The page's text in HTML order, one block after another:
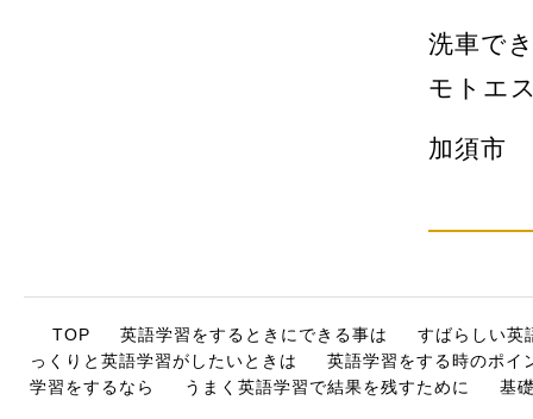
洗車で
モトエ
加須市
TOP 英語学習をするときにできる事は
すばらしい英
っくりと英語学習がしたいときは
英語学習をする時のポイ
学習をするなら
うまく英語学習で結果を残すために 基